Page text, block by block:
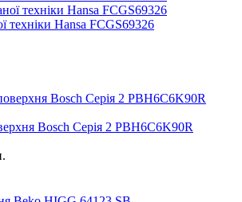
техніки Hansa FCGS69326
Bosch Серія 2 PBH6C6K90R